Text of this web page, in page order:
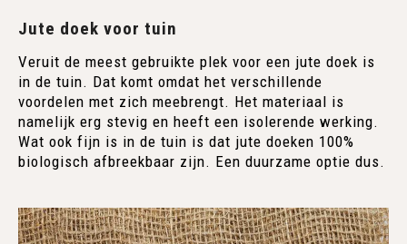
Jute doek voor tuin
Veruit de meest gebruikte plek voor een jute doek is
in de tuin. Dat komt omdat het verschillende
voordelen met zich meebrengt. Het materiaal is
namelijk erg stevig en heeft een isolerende werking.
Wat ook fijn is in de tuin is dat jute doeken 100%
biologisch afbreekbaar zijn. Een duurzame optie dus.